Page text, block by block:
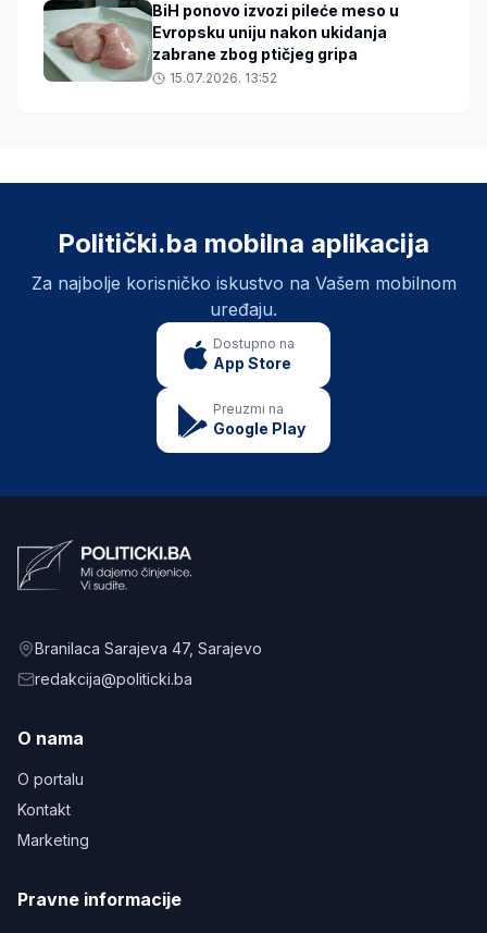
BiH ponovo izvozi pileće meso u
Evropsku uniju nakon ukidanja
zabrane zbog ptičjeg gripa
15.07.2026. 13:52
Politički.ba mobilna aplikacija
Za najbolje korisničko iskustvo na Vašem mobilnom
uređaju.
Dostupno na
App Store
Preuzmi na
Google Play
Branilaca Sarajeva 47, Sarajevo
redakcija@politicki.ba
O nama
O portalu
Kontakt
Marketing
Pravne informacije